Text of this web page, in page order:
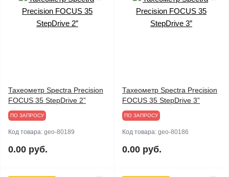
Тахеометр Spectra Precision
FOCUS 35 StepDrive 2”
ПО ЗАПРОСУ
Код товара: geo-80189
0.00 руб.
Тахеометр Spectra Precision
FOCUS 35 StepDrive 3”
ПО ЗАПРОСУ
Код товара: geo-80186
0.00 руб.